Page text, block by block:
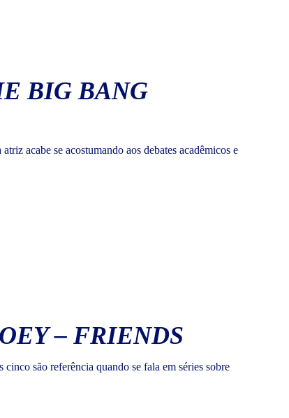
BIG BANG
acabe se acostumando aos debates acadêmicos e
– FRIENDS
são referência quando se fala em séries sobre